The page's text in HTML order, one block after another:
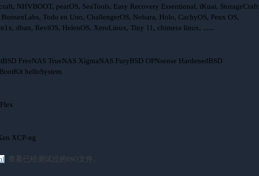
NHVBOOT, pearOS, SeaTools, Easy Recovery Essentional, iKuai, StorageCraft
Todo en Uno, ChallengerOS, Nobara, Holo, CachyOS, Peux OS,
dban, ReviOS, HelenOS, XeroLinux, Tiny 11, chimera linux, ......
FreeNAS TrueNAS XigmaNAS FuryBSD OPNsense HardenedBSD
helloSystem
XCP-ng
查看已经测试过的ISO文件。